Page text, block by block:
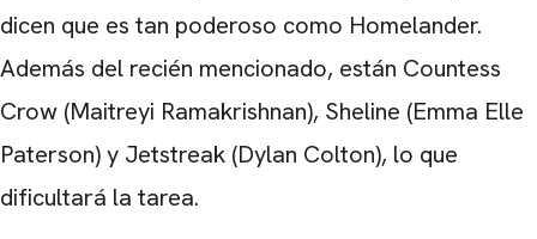
dicen que es tan poderoso como Homelander.
Además del recién mencionado, están Countess
Crow (Maitreyi Ramakrishnan), Sheline (Emma Elle
Paterson) y Jetstreak (Dylan Colton), lo que
dificultará la tarea.